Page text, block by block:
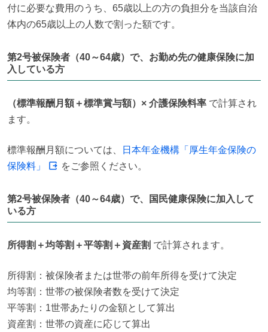
付に必要な費用のうち、65歳以上の方の負担分を当該自治
体内の65歳以上の人数で割った額です。
第2号被保険者（40～64歳）で、お勤め先の健康保険に加
入している方
（標準報酬月額＋標準賞与額）× 介護保険料率 で計算され
ます。
標準報酬月額については、
日本年金機構「厚生年金保険の
保険料」
をご参照ください。
第2号被保険者（40～64歳）で、国民健康保険に加入して
いる方
所得割＋均等割＋平等割＋資産割 で計算されます。
所得割：被保険者または世帯の前年所得を受けて決定
均等割：世帯の被保険者数を受けて決定
平等割：1世帯あたりの金額として算出
資産割：世帯の資産に応じて算出